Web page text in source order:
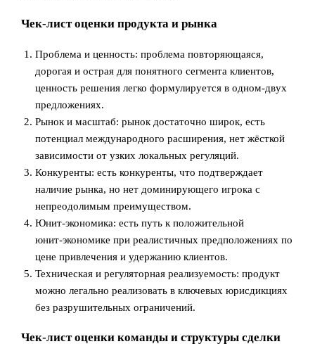
Чек-лист оценки продукта и рынка
Проблема и ценность: проблема повторяющаяся,
дорогая и острая для понятного сегмента клиентов,
ценность решения легко формулируется в одном-двух
предложениях.
Рынок и масштаб: рынок достаточно широк, есть
потенциал международного расширения, нет жёсткой
зависимости от узких локальных регуляций.
Конкуренты: есть конкуренты, что подтверждает
наличие рынка, но нет доминирующего игрока с
непреодолимым преимуществом.
Юнит-экономика: есть путь к положительной
юнит‑экономике при реалистичных предположениях по
цене привлечения и удержанию клиентов.
Техническая и регуляторная реализуемость: продукт
можно легально реализовать в ключевых юрисдикциях
без разрушительных ограничений.
Чек-лист оценки команды и структуры сделки